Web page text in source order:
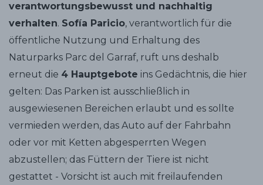
verantwortungsbewusst und nachhaltig
verhalten. Sofía Paricio, verantwortlich für die
öffentliche Nutzung und Erhaltung des
Naturparks Parc del Garraf, ruft uns deshalb
erneut die 4 Hauptgebote ins Gedächtnis, die hier
gelten: Das Parken ist ausschließlich in
ausgewiesenen Bereichen erlaubt und es sollte
vermieden werden, das Auto auf der Fahrbahn
oder vor mit Ketten abgesperrten Wegen
abzustellen; das Füttern der Tiere ist nicht
gestattet - Vorsicht ist auch mit freilaufenden